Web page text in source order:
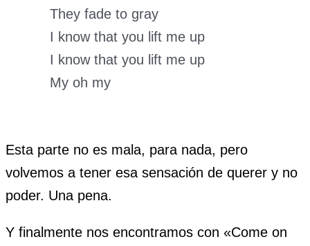
They fade to gray
I know that you lift me up
I know that you lift me up
My oh my
Esta parte no es mala, para nada, pero
volvemos a tener esa sensación de querer y no
poder. Una pena.
Y finalmente nos encontramos con «Come on